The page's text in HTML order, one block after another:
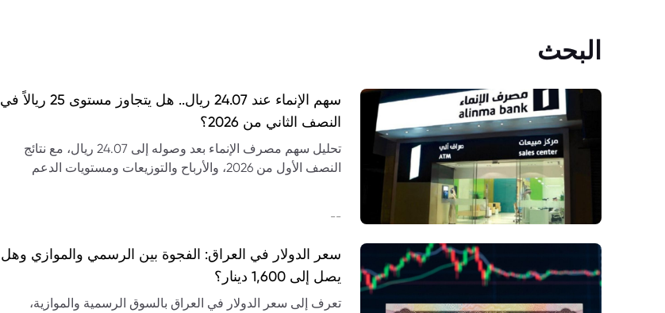
البحث
سهم الإنماء عند 24.07 ريال.. هل يتجاوز مستوى 25 ريالاً في
النصف الثاني من 2026؟
تحليل سهم مصرف الإنماء بعد وصوله إلى 24.07 ريال، مع نتائج
النصف الأول من 2026، والأرباح والتوزيعات ومستويات الدعم
--
سعر الدولار في العراق: الفجوة بين الرسمي والموازي وهل
يصل إلى 1,600 دينار؟
تعرف إلى سعر الدولار في العراق بالسوق الرسمية والموازية،